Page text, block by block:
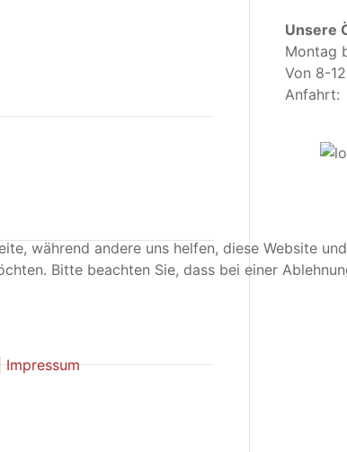
Unsere
Montag
Von 8-
Anfahrt:
während andere uns helfen, diese Website
Bitte beachten Sie, dass bei einer
Impressum